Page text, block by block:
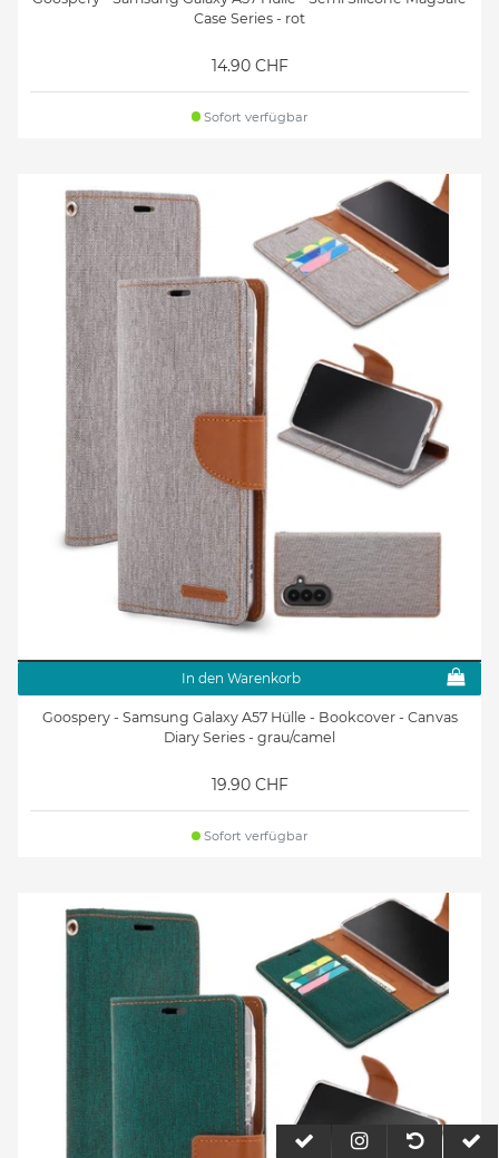
Case Series - rot
14.90 CHF
Sofort verfügbar
In den Warenkorb
Goospery - Samsung Galaxy A57 Hülle - Bookcover - Canvas
Diary Series - grau/camel
19.90 CHF
Sofort verfügbar